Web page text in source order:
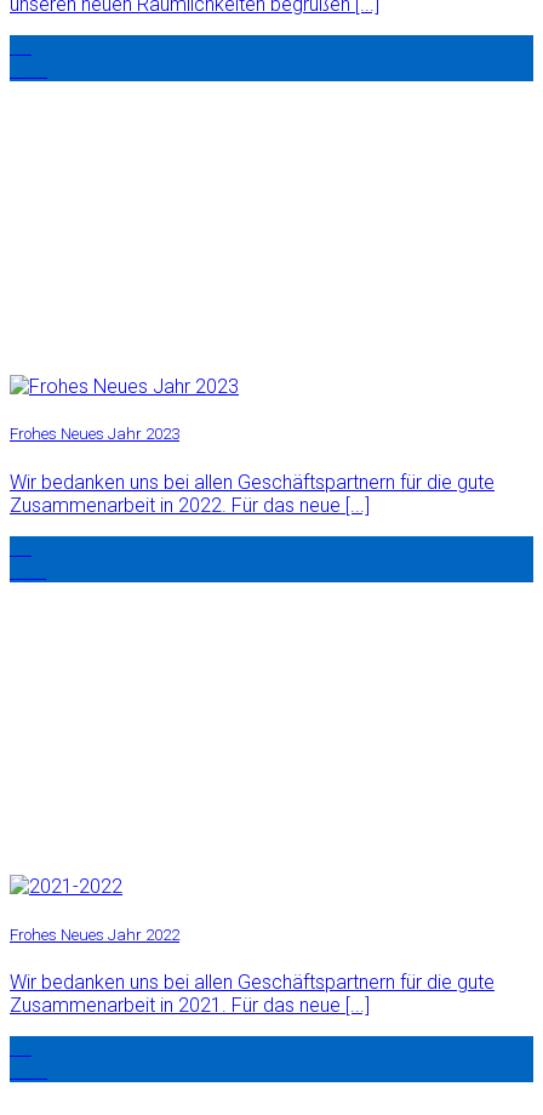
Frohes Neues Jahr 2023
Wir bedanken uns bei allen Geschäftspartnern für die gute
Zusammenarbeit in 2022. Für das neue [...]
Frohes Neues Jahr 2022
Wir bedanken uns bei allen Geschäftspartnern für die gute
Zusammenarbeit in 2021. Für das neue [...]